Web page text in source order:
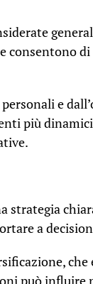
e
più
a
può influire